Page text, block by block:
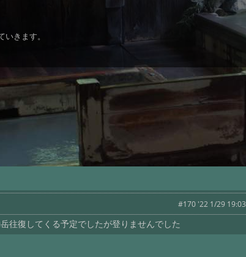
きます。
#170 '22 1/29 19:03
往復してくる予定でしたが登りませんでした